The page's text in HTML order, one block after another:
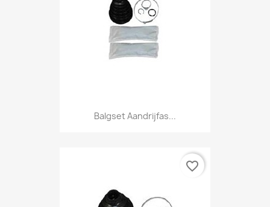
Balgset Aandrijfas...
favorite_border